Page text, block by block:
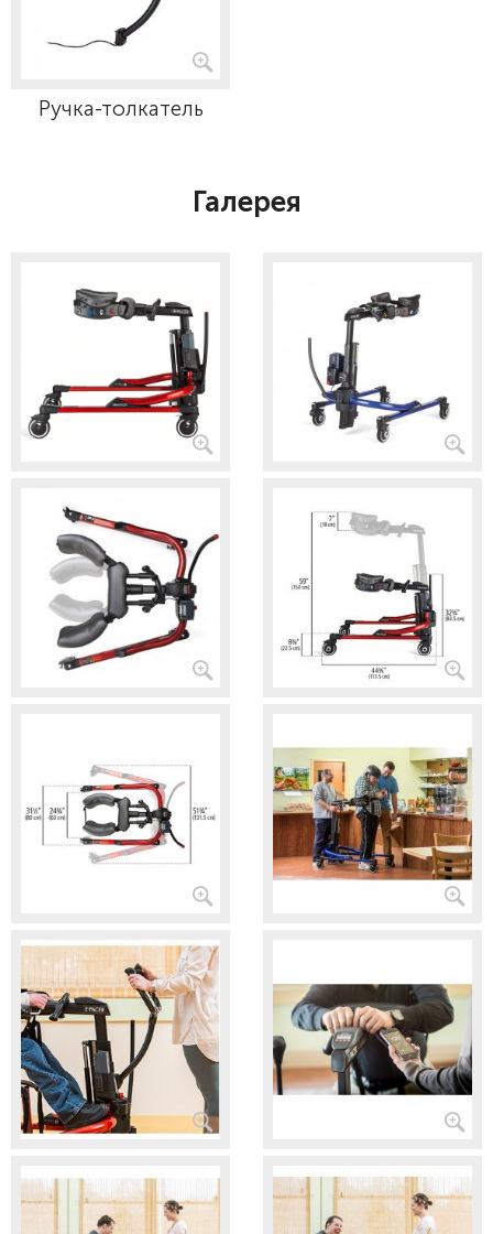
Ручка-толкатель
Галерея